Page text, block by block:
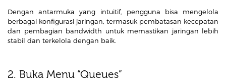
Dengan antarmuka yang intuitif, pengguna bisa mengelola
berbagai konfigurasi jaringan, termasuk pembatasan kecepatan
dan pembagian bandwidth untuk memastikan jaringan lebih
stabil dan terkelola dengan baik.
2. Buka Menu “Queues”